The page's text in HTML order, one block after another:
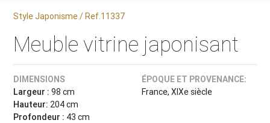
Style Japonisme / Ref.11337
Meuble vitrine japonisant
DIMENSIONS
Largeur : 98 cm
Hauteur: 204 cm
Profondeur : 43 cm
ÉPOQUE ET PROVENANCE:
France, XIXe siècle